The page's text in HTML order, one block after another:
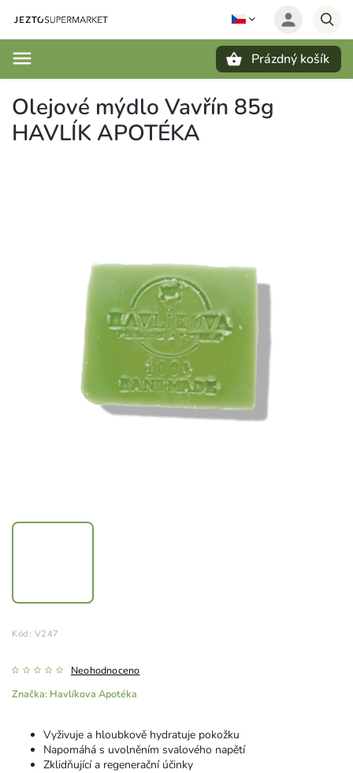
Prázdný košík
Olejové mýdlo Vavřín 85g
HAVLÍK APOTÉKA
Kód: V247
Neohodnoceno
Značka: Havlíkova Apotéka
Vyživuje a hloubkově hydratuje pokožku
Napomáhá s uvolněním svalového napětí
Zklidňující a regenerační účinky